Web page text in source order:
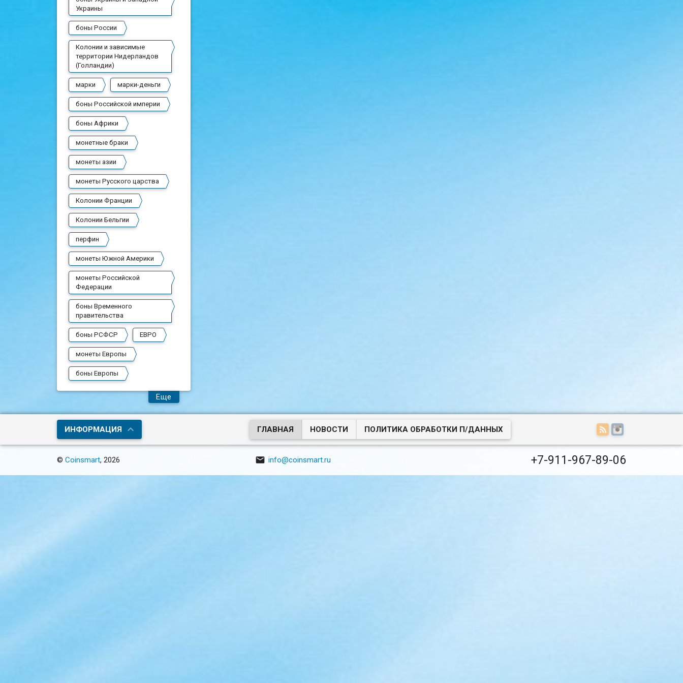
Украины
боны России
Колонии и зависимые
территории Нидерландов
(Голландии)
марки марки-деньги
боны Российской империи
боны Африки
монетные браки
монеты азии
монеты Русского царства
Колонии Франции
Колонии Бельгии
перфин
монеты Южной Америки
монеты Российской
Федерации
боны Временного
правительства
боны РСФСР ЕВРО
монеты Европы
боны Европы
Еще
ИНФОРМАЦИЯ ГЛАВНАЯ НОВОСТИ ПОЛИТИКА ОБРАБОТКИ П/ДАННЫХ
©Coinsmart, 2026  info@coinsmart.ru +7-911-967-89-06